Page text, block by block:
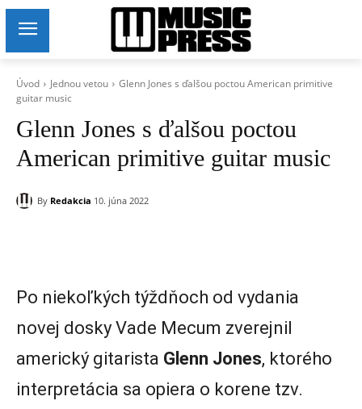
Úvod Jednou vetou
Glenn Jones s ďalšou poctou American primitive
guitar music
Glenn Jones s ďalšou poctou
American primitive guitar music
By Redakcia 10. júna 2022
Po niekoľkých týždňoch od vydania
novej dosky Vade Mecum zverejnil
americký gitarista Glenn Jones, ktorého
interpretácia sa opiera o korene tzv.